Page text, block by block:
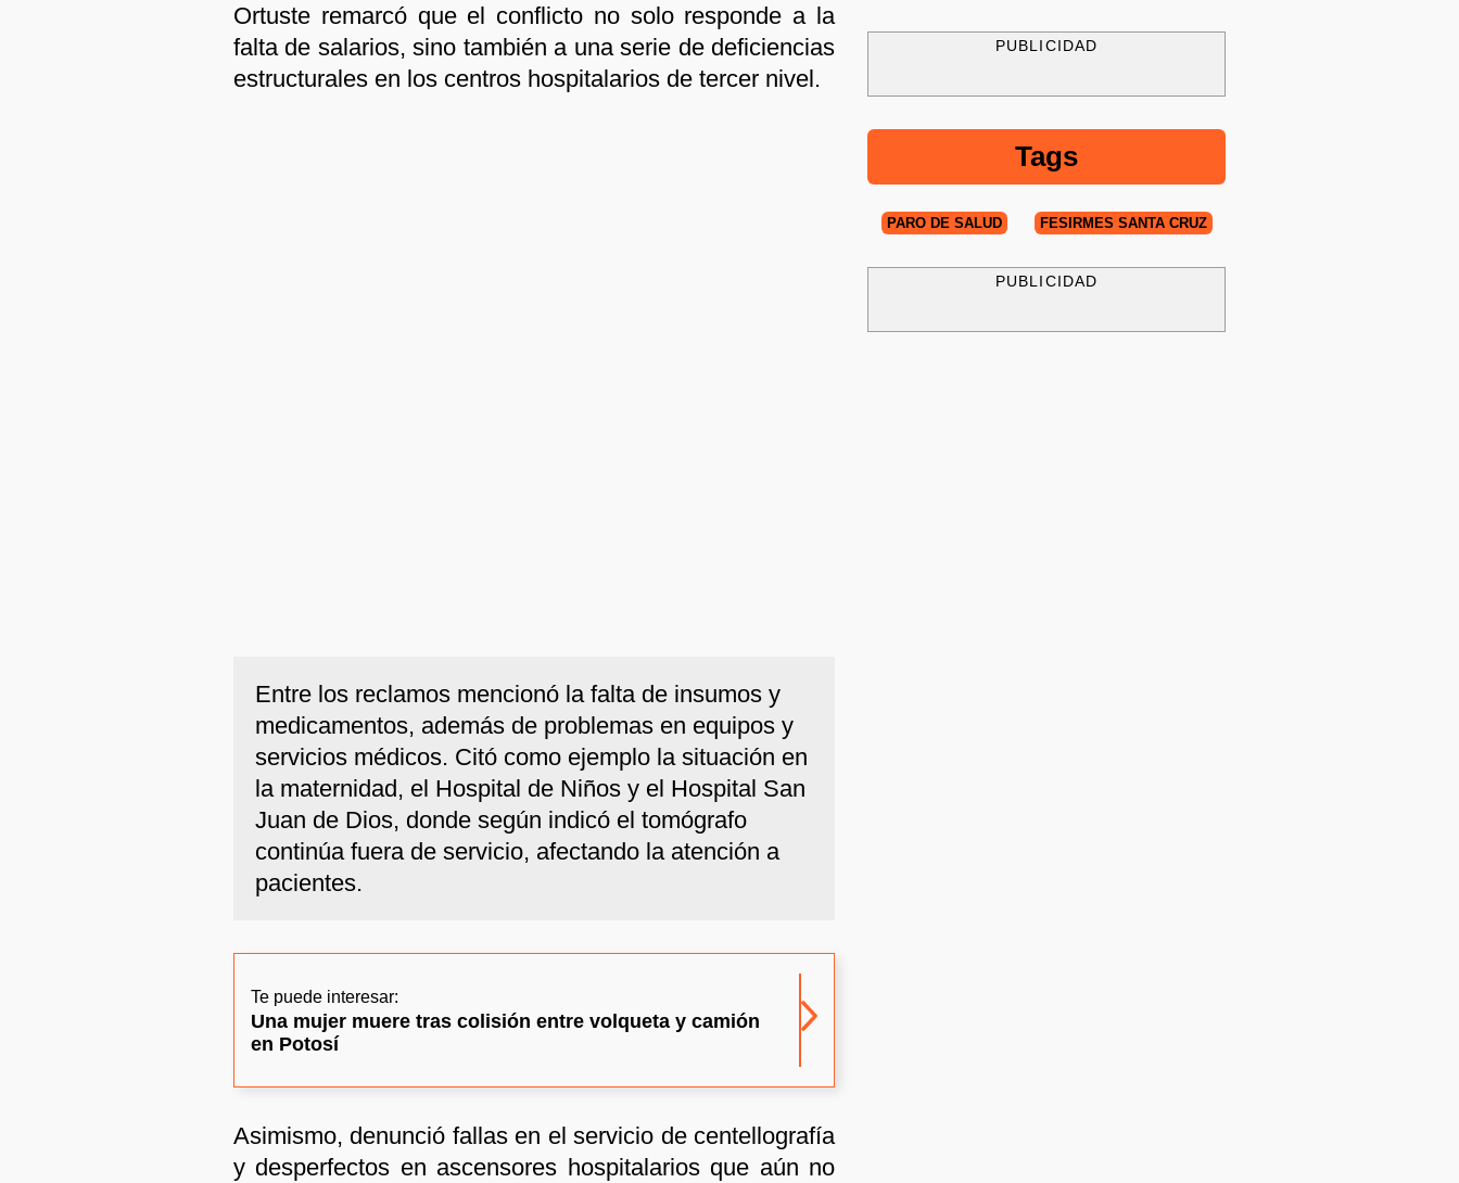
Ortuste remarcó que el conflicto no solo responde a la
falta de salarios, sino también a una serie de deficiencias
estructurales en los centros hospitalarios de tercer nivel.
Entre los reclamos mencionó la falta de insumos y
medicamentos, además de problemas en equipos y
servicios médicos. Citó como ejemplo la situación en
la maternidad, el Hospital de Niños y el Hospital San
Juan de Dios, donde según indicó el tomógrafo
continúa fuera de servicio, afectando la atención a
pacientes.
Te puede interesar:
Una mujer muere tras colisión entre volqueta y camión
en Potosí
Asimismo, denunció fallas en el servicio de centellografía
y desperfectos en ascensores hospitalarios que aún no
PUBLICIDAD
Tags
PARO DE SALUD FESIRMES SANTA CRUZ
PUBLICIDAD